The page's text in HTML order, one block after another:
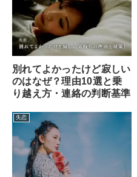
別れてよかったけど寂しい
のはなぜ？理由10選と乗
り越え方・連絡の判断基準
失恋